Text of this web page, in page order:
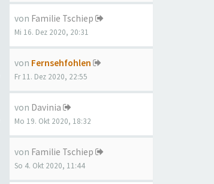
von Familie Tschiep
Mi 16. Dez 2020, 20:31
von Fernsehfohlen
Fr 11. Dez 2020, 22:55
von Davinia
Mo 19. Okt 2020, 18:32
von Familie Tschiep
So 4. Okt 2020, 11:44